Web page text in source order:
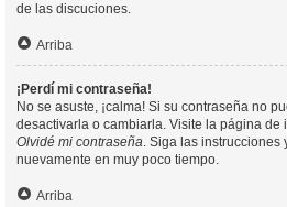
de las discuciones.
Arriba
¡Perdí mi contraseña!
No se asuste, ¡calma! Si su contraseña no
desactivarla o cambiarla. Visite la página de
Olvidé mi contraseña. Siga las instrucciones
nuevamente en muy poco tiempo.
Arriba